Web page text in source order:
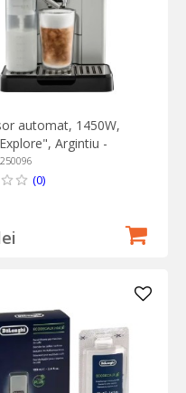
automat, 1450W,
Argintiu -
(0)